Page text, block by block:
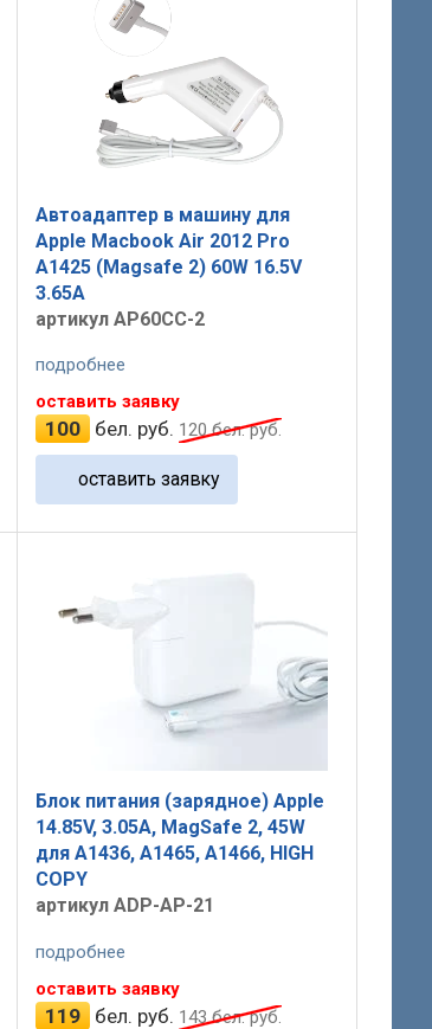
Автоадаптер в машину для
Apple Macbook Air 2012 Pro
A1425 (Magsafe 2) 60W 16.5V
3.65A
артикул AP60CC-2
подробнее
оставить заявку
100 бел. руб. 120бел. руб.
оставить заявку
Блок питания (зарядное) Apple
14.85V, 3.05A, MagSafe 2, 45W
для A1436, A1465, A1466, HIGH
COPY
артикул ADP-AP-21
подробнее
оставить заявку
119 бел. руб. 143бел. руб.